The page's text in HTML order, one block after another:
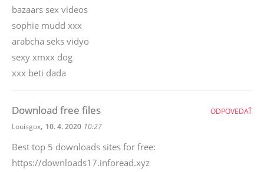
bazaars sex videos
sophie mudd xxx
arabcha seks vidyo
sexy xmxx dog
xxx beti dada
Download free files
Louisgox, 10. 4. 2020 10:27
Best top 5 downloads sites for free:
https://downloads17.inforead.xyz
ODPOVEDAŤ